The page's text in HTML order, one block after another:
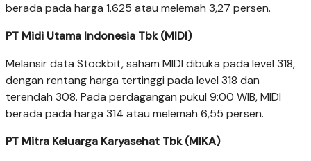
berada pada harga 1.625 atau melemah 3,27 persen.
PT Midi Utama Indonesia Tbk (MIDI)
Melansir data Stockbit, saham MIDI dibuka pada level 318,
dengan rentang harga tertinggi pada level 318 dan
terendah 308. Pada perdagangan pukul 9:00 WIB, MIDI
berada pada harga 314 atau melemah 6,55 persen.
PT Mitra Keluarga Karyasehat Tbk (MIKA)